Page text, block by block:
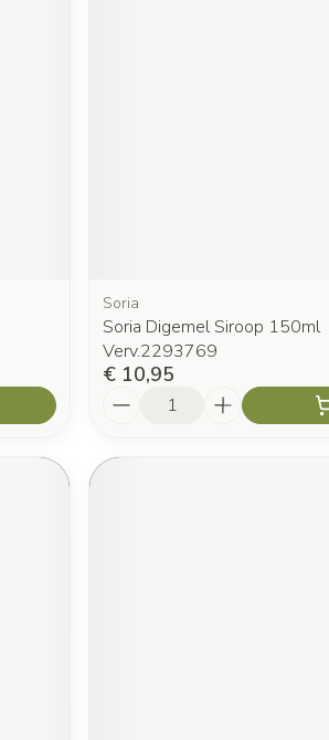
Soria
Soria Digemel Siroop 150ml
Verv.2293769
€ 10,95